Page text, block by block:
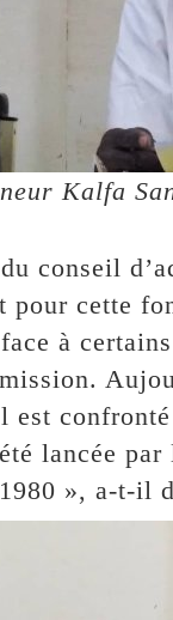
Kalfa
conseil
pour cette
à
est
lancée par
», a-t-il